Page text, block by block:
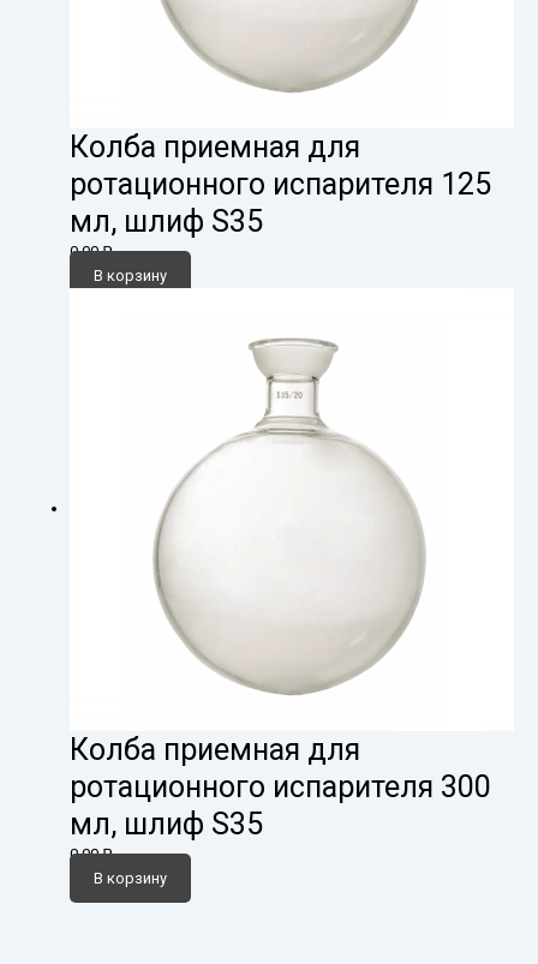
Колба приемная для
ротационного испарителя 125
мл, шлиф S35
0,00₽
В корзину
Колба приемная для
ротационного испарителя 300
мл, шлиф S35
0,00₽
В корзину